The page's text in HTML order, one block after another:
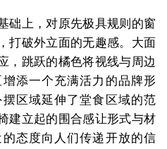
础上，对原先极具规则的窗
打破外立面的无趣感。大面
，跳跃的橘色将视线与周边
添一个充满活力的品牌形
区域延伸了堂食区域的范
建立起的围合感让形式与材
态度向人们传递开放的信